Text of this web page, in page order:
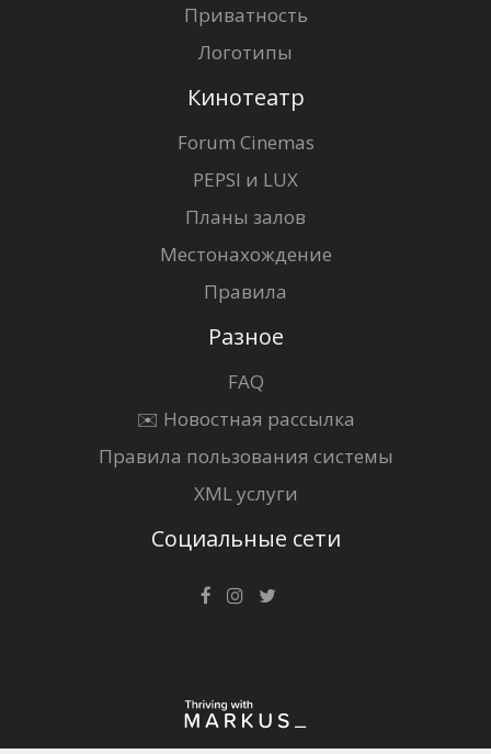
Приватность
Логотипы
Кинотеатр
Forum Cinemas
PEPSI и LUX
Планы залов
Местонахождение
Правила
Разное
FAQ
✉️ Новостная рассылка
Правила пользования системы
XML услуги
Социальные сети